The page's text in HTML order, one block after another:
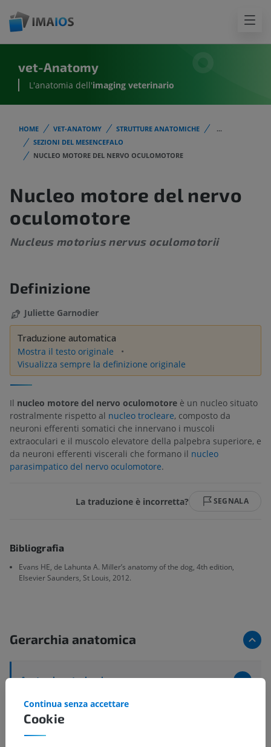
vet-Anatomy
L'anatomia dell'imaging veterinario
HOME VET-ANATOMY STRUTTURE ANATOMICHE
...
SEZIONI DEL MESENCEFALO
NUCLEO MOTORE DEL NERVO OCULOMOTORE
Nucleo motore del nervo
oculomotore
Nucleus motorius nervus oculomotorii
Definizione
Juliette Garnodier
Traduzione automatica
Mostra il testo originale
Visualizza sempre la definizione originale
Il nucleo motore del nervo oculomotore è un nucleo situato
rostralmente rispetto al nucleo trocleare, composto da
neuroni efferenti somatici che innervano i muscoli
extraoculari e il muscolo elevatore della palpebra superiore, e
da neuroni efferenti viscerali che formano il nucleo
parasimpatico del nervo oculomotore.
La traduzione è incorretta? SEGNALA
Bibliografia
Evans HE, de Lahunta A. Miller’s anatomy of the dog, 4th edition,
Elsevier Saunders, St Louis, 2012.
Gerarchia anatomica
Anatomia veterinaria
Sistema nervoso> Sistema nervoso centrale
Encefalo>
Cookie
Continua senza accettare